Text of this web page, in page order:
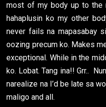
most of my body up to the
hahaplusin ko my other
never fails na mapasabay
oozing precum ko. Makes
exceptional. While in the
ko. Lobat. Tang ina!! Grr..
narealize na I’d be late sa
maligo and all.